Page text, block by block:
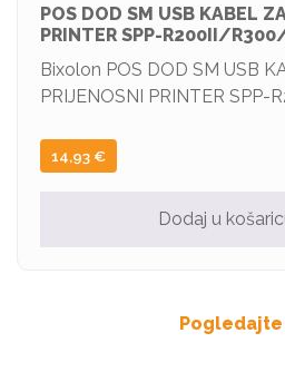
POS DOD SM USB KABEL
PRINTER SPP-R200II/
Bixolon POS DOD SM USB
PRIJENOSNI PRINTER
14,93 €
Dodaj u
Pogledajte